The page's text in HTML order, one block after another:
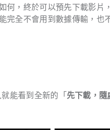
何，終於可以預先下載影片
完全不會用到數據傳輸，也
能看到全新的「 先下載，隨